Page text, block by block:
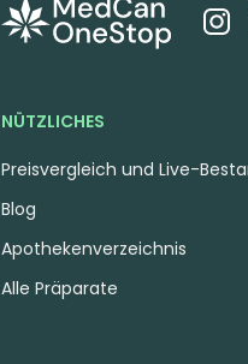
NÜTZLICHES
Preisvergleich und Live-
Blog
Apothekenverzeichnis
Alle Präparate